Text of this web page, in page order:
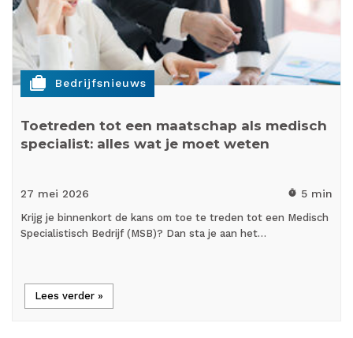
cases Bedrijfsnieuws
Toetreden tot een maatschap als medisch
specialist: alles wat je moet weten
27 mei 2026 timer 5 min
Krijg je binnenkort de kans om toe te treden tot een Medisch
Specialistisch Bedrijf (MSB)? Dan sta je aan het…
Lees verder »